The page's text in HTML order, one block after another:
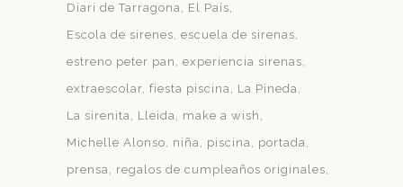
Diari de Tarragona
El País
Escola de sirenes escuela de sirenas
estreno peter pan
experiencia sirenas
extraescolar fiesta piscina
La Pineda
La sirenita
Lleida
make a wish
Michelle Alonso
niña piscina
portada
prensa
regalos de cumpleaños originales